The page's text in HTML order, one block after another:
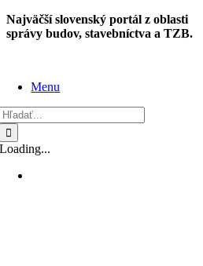
Skip
to
Najväčší slovenský portál z oblasti
správy budov, stavebníctva a TZB.
Menu
Loading...